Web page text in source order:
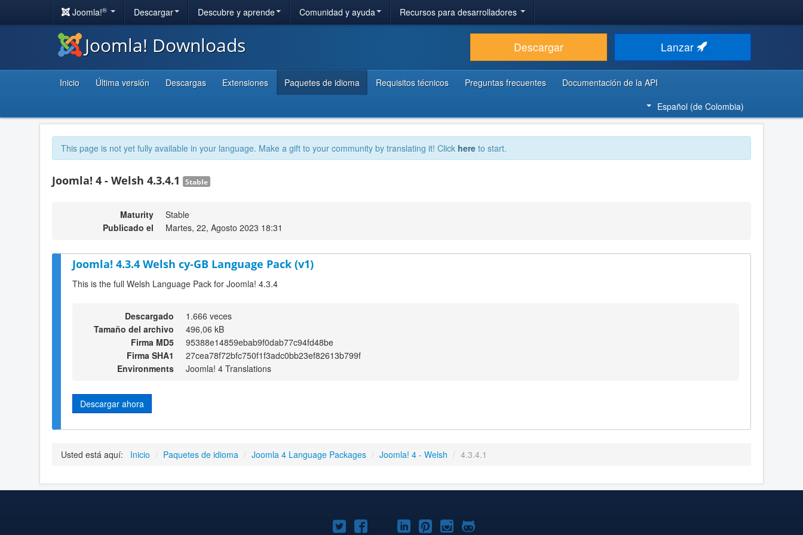
Joomla!® Descargar Descubre y aprende Comunidad y ayuda Recursos para desarrolladores
Joomla! Downloads Descargar Lanzar
Inicio Última versión Descargas Extensiones Paquetes de idioma Requisitos técnicos Preguntas frecuentes
Documentación de la API
Español (de Colombia)
This page is not yet fully available in your language. Make a gift to your community by translating it! Click here to start.
Joomla! 4 - Welsh 4.3.4.1 Stable
Maturity
Stable
Publicado el
Martes, 22, Agosto 2023 18:31
Joomla! 4.3.4 Welsh cy-GB Language Pack (v1)
This is the full Welsh Language Pack for Joomla! 4.3.4
Descargado
1.666 veces
Tamaño del archivo
496,06 kB
Firma MD5
95388e14859ebab9f0dab77c94fd48be
Firma SHA1
27cea78f72bfc750f1f3adc0bb23ef82613b799f
Environments
Joomla! 4 Translations
Descargar ahora
Usted está aquí: Inicio / Paquetes de idioma / Joomla 4 Language Packages / Joomla! 4 - Welsh / 4.3.4.1
Joomla!Joomla!Joomla!
Joomla!Joomla!
Joomla!Joomla!